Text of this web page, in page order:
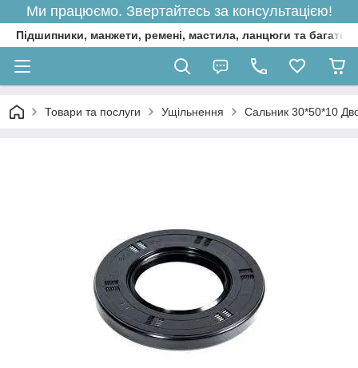
Ми працюємо. Звертайтесь за консультацією!
Підшипники, манжети, ремені, мастила, ланцюги та багато
Товари та послуги Ущільнення Сальник 30*50*10